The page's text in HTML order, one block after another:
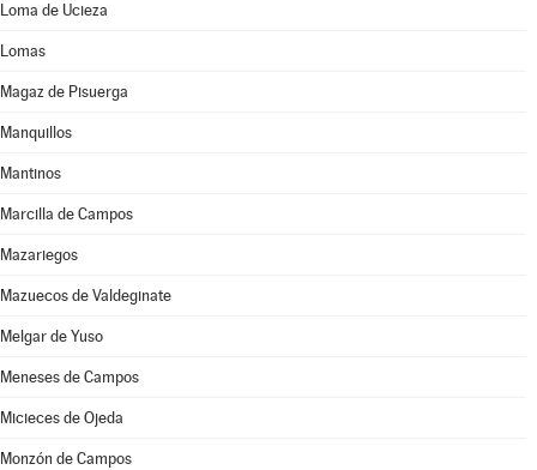
Loma de Ucieza
Lomas
Magaz de Pisuerga
Manquillos
Mantinos
Marcilla de Campos
Mazariegos
Mazuecos de Valdeginate
Melgar de Yuso
Meneses de Campos
Micieces de Ojeda
Monzón de Campos